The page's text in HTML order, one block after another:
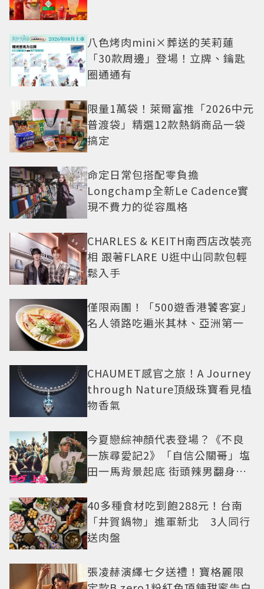
八色烤肉mini×葬送的芙莉蓮
「30款周邊」登場！立牌、鑰匙
圈通通有
限量1萬袋！萊爾富推「2026中元
普渡袋」精選12款熱銷商品一袋
搞定
命定日常包搭配零負擔
Longchamp全新Le Cadence實
現不費力的從容風格
CHARLES & KEITH南西店改裝亮
相 跟著FLARE U逛中山同款包輕
鬆入手
僅限兩團！「500遊香港饕客宴」
名人領路吃遍米其林、亞洲第一
CHAUMET感官之旅！A Journey
through Nature頂級珠寶看見植
物香氣
今夏戀綜神顏代表登場？《不良
一族尋愛記2》「自信公關哥」塩
田一馬背景起底 街頭辣男翻身當
40多種食材吃到飽288元！台南
「井賀鍋物」進軍新北 3人同行
送肉盤
張凌赫演繹七夕送禮！寶格麗限